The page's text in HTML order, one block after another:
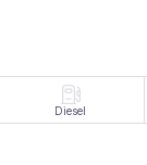
Diesel